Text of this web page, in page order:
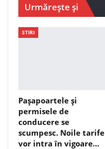
Urmărește și
STIRI
Pașapoartele și
permisele de
conducere se
scumpesc. Noile tarife
vor intra în vigoare…